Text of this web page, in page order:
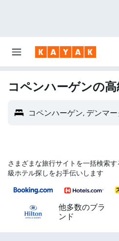
コペンハーゲンの
コペンハーゲン, デンマー
さまざまな旅行サイトを一括検索
級ホテル探しをお手伝いします
他多数のブラ
ンド